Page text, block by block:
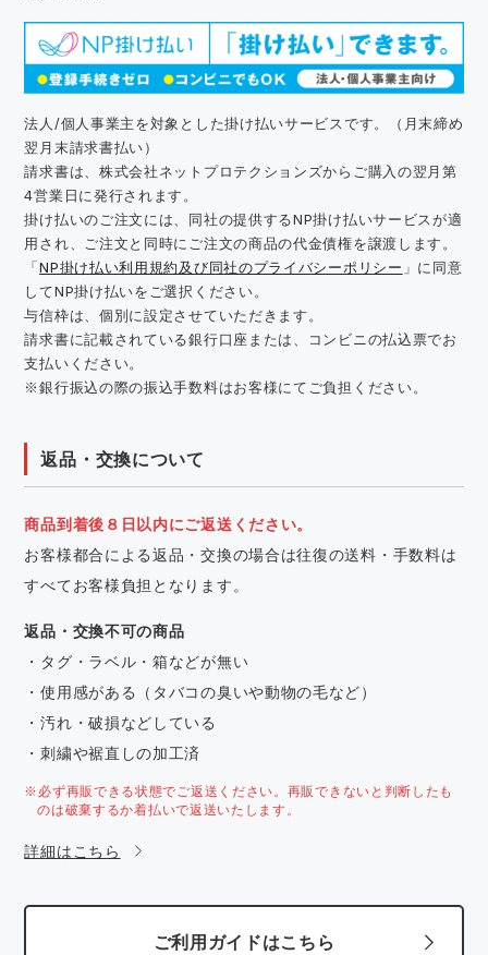
法人/個人事業主を対象とした掛け払いサービスです。（月末締め
翌月末請求書払い）
請求書は、株式会社ネットプロテクションズからご購入の翌月第
4営業日に発行されます。
掛け払いのご注文には、同社の提供するNP掛け払いサービスが適
用され、ご注文と同時にご注文の商品の代金債権を譲渡します。
「NP掛け払い利用規約及び同社のプライバシーポリシー 」に同意
してNP掛け払いをご選択ください。
与信枠は、個別に設定させていただきます。
請求書に記載されている銀行口座または、コンビニの払込票でお
支払いください。
※銀行振込の際の振込手数料はお客様にてご負担ください。
返品・交換について
商品到着後８日以内にご返送ください。
お客様都合による返品・交換の場合は往復の送料・手数料は
すべてお客様負担となります。
返品・交換不可の商品
・タグ・ラベル・箱などが無い
・使用感がある（タバコの臭いや動物の毛など）
・汚れ・破損などしている
・刺繍や裾直しの加工済
※必ず再販できる状態でご返送ください。再販できないと判断したも
のは破棄するか着払いで返送いたします。
詳細はこちら
ご利用ガイドはこちら